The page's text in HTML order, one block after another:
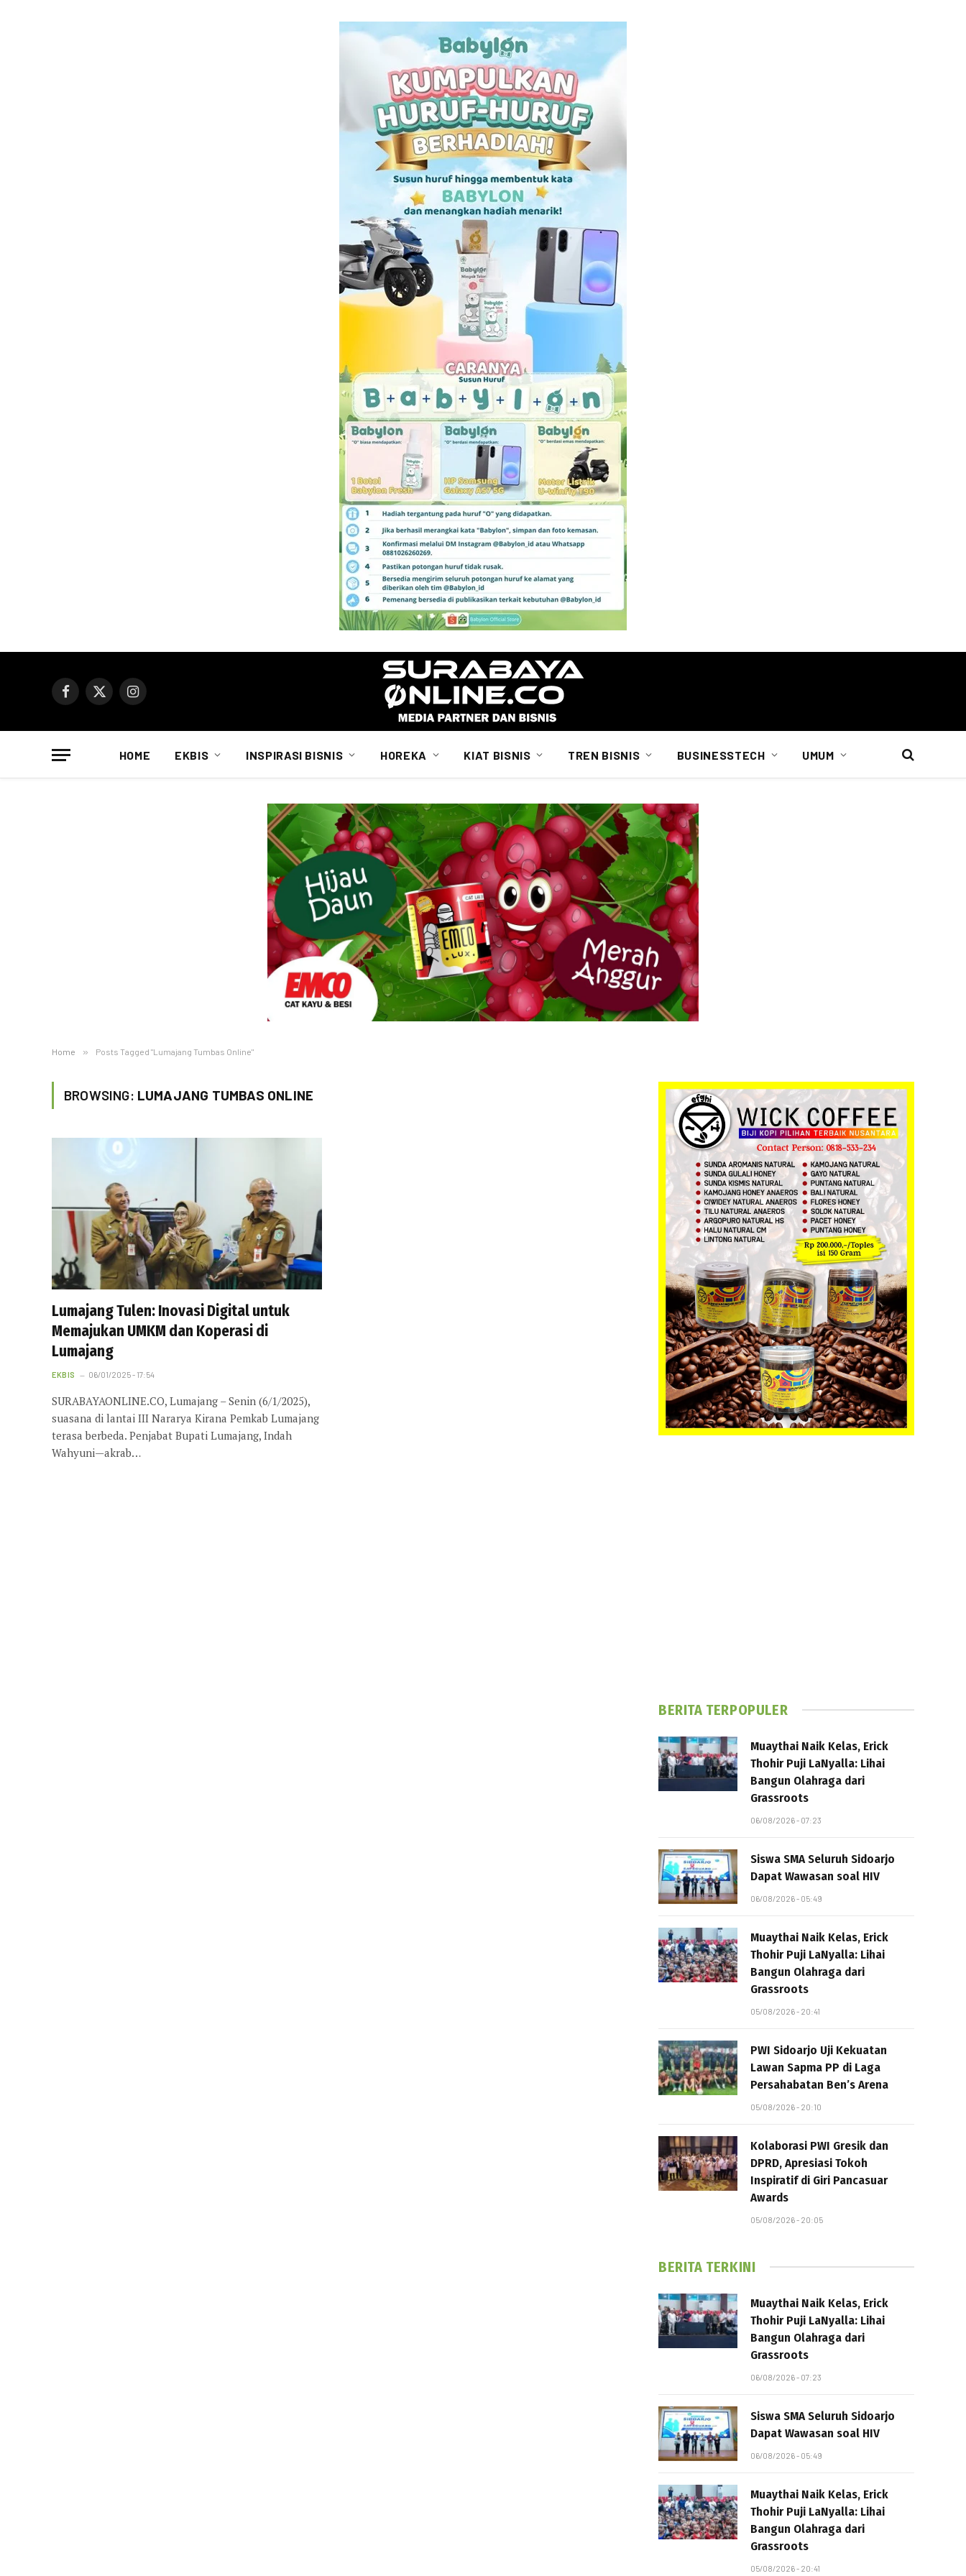
Facebook
X
Instagram
HOME EKBIS INSPIRASI BISNIS HOREKA KIAT BISNIS TREN BISNIS BUSINESSTECH UMUM
Home » Posts Tagged "Lumajang Tumbas Online"
BROWSING: LUMAJANG TUMBAS ONLINE
Lumajang Tulen: Inovasi Digital untuk
Memajukan UMKM dan Koperasi di
Lumajang
EKBIS 06/01/2025 - 17:54
SURABAYAONLINE.CO, Lumajang – Senin (6/1/2025),
suasana di lantai III Nararya Kirana Pemkab Lumajang
terasa berbeda. Penjabat Bupati Lumajang, Indah
Wahyuni—akrab…
BERITA TERPOPULER
Muaythai Naik Kelas, Erick
Thohir Puji LaNyalla: Lihai
Bangun Olahraga dari
Grassroots
06/08/2026 - 07:23
Siswa SMA Seluruh Sidoarjo
Dapat Wawasan soal HIV
06/08/2026 - 05:49
Muaythai Naik Kelas, Erick
Thohir Puji LaNyalla: Lihai
Bangun Olahraga dari
Grassroots
05/08/2026 - 20:41
PWI Sidoarjo Uji Kekuatan
Lawan Sapma PP di Laga
Persahabatan Ben’s Arena
05/08/2026 - 20:10
Kolaborasi PWI Gresik dan
DPRD, Apresiasi Tokoh
Inspiratif di Giri Pancasuar
Awards
05/08/2026 - 20:05
BERITA TERKINI
Muaythai Naik Kelas, Erick
Thohir Puji LaNyalla: Lihai
Bangun Olahraga dari
Grassroots
06/08/2026 - 07:23
Siswa SMA Seluruh Sidoarjo
Dapat Wawasan soal HIV
06/08/2026 - 05:49
Muaythai Naik Kelas, Erick
Thohir Puji LaNyalla: Lihai
Bangun Olahraga dari
Grassroots
05/08/2026 - 20:41